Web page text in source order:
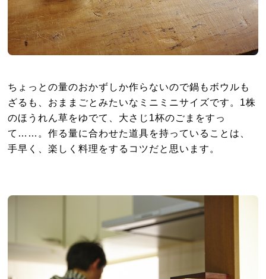
ちょっとの量のおかずしか作らないので鍋もボウルも
ざるも、おままごとみたいなミニミニサイズです。1株
のほうれん草をゆでて、大さじ1杯のごまをすっ
て……。作る量に合わせた道具を持っていることは、
手早く、楽しく料理をするコツだと思います。